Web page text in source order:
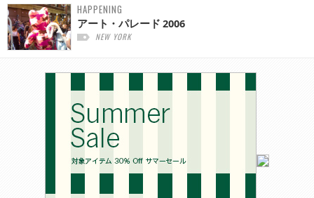
HAPPENING
アート・パレード 2006
NEW YORK